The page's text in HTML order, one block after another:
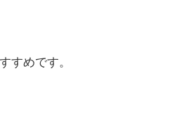
すめです。